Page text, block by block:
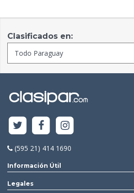
Clasificados en:
(595 21) 414 1690
Información Útil
Legales